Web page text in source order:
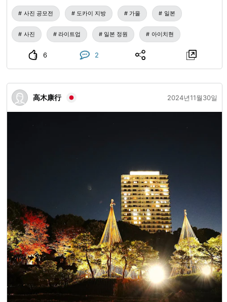
사진 공모전 도카이 지방 가을 일본
사진 라이트업 일본 정원 아이치현
6 2
高木康行 2024년11월30일